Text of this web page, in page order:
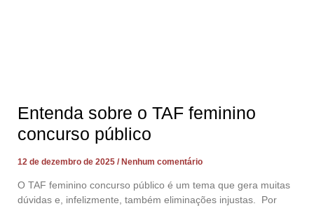
Entenda sobre o TAF feminino
concurso público
12 de dezembro de 2025 Nenhum comentário
O TAF feminino concurso público é um tema que gera muitas
dúvidas e, infelizmente, também eliminações injustas. Por